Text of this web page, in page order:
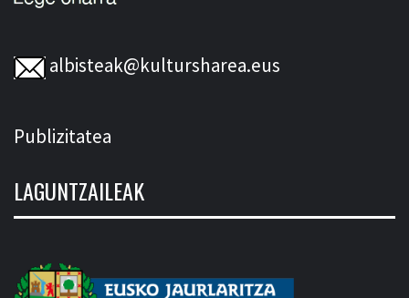
albisteak@kultursharea.eus
Publizitatea
LAGUNTZAILEAK